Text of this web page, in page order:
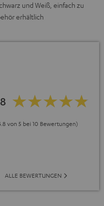
und Weiß, einfach zu
erhältlich
von 5 bei 10 Bewertungen)
ALLE BEWERTUNGEN